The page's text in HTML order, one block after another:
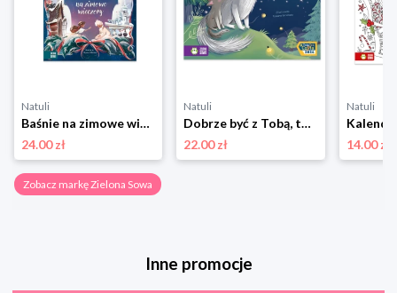
Natuli
Baśnie na zimowe wieczory Zielona sowa
24.00 zł
Natuli
Dobrze być z Tobą, tato Zielona sowa
22.00 zł
Natuli
14.00 zł
Zobacz markę Zielona Sowa
Inne promocje